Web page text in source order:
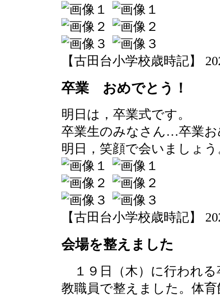
【古田台小学校歳時記】
卒業 おめでとう！
明日は，卒業式です。
卒業生のみなさん…卒業
明日，笑顔で会いましょ
【古田台小学校歳時記】
会場を整えました
１９日（木）に行われる
教職員で整えました。体